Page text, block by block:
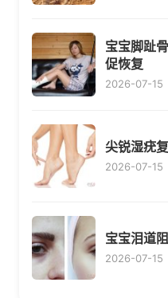
宝宝脚趾
促恢复
2026-07-15
尖锐湿疣
2026-07-15
宝宝泪道
2026-07-15